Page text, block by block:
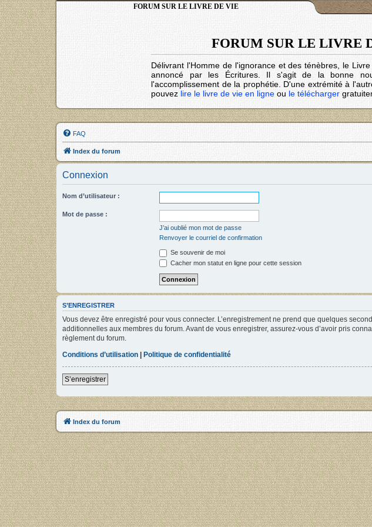
FORUM SUR LE LIVRE DE VIE
FORUM SUR LE LIVRE
Délivrant l'Homme de l'ignorance et des ténèbres, le
annoncé par les Écritures. Il s'agit de la bonne
l'accomplissement de la prophétie. D'une extrémité à
pouvez lire le livre de vie en ligne ou le télécharger
FAQ
Index du forum
Connexion
Nom d’utilisateur :
Mot de passe :
J’ai oublié mon mot de passe
Renvoyer le courriel de confirmation
Se souvenir de moi
Cacher mon statut en ligne pour cette session
S’ENREGISTRER
Vous devez être enregistré pour vous connecter. L’enregistrement ne prend que quelques
additionnelles aux membres du forum. Avant de vous enregistrer, assurez-vous d’avoir pris
règlement du forum.
Conditions d’utilisation | Politique de confidentialité
S’enregistrer
Index du forum